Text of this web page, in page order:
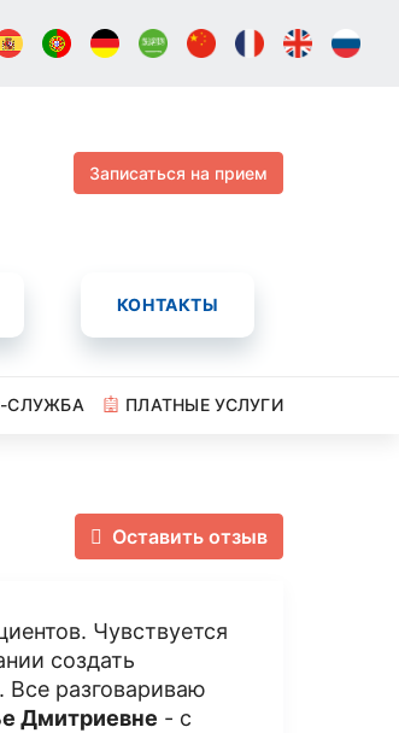
Записаться на прием
КОНТАКТЫ
СЛУЖБА
ПЛАТНЫЕ УСЛУГИ
Оставить отзыв
Чувствуется
создать
разговариваю
Дмитриевне - с